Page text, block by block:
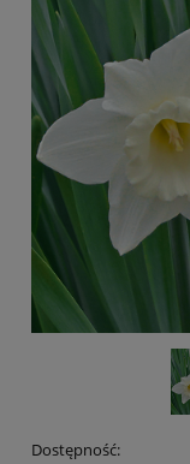
Dostępność: